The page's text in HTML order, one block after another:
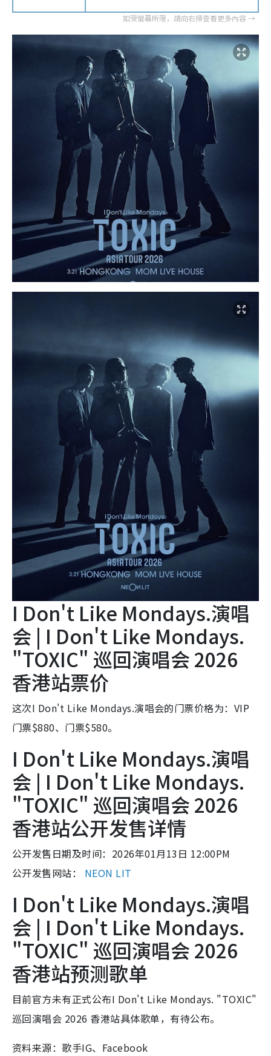
I Don't Like Mondays.演唱
会 | I Don't Like Mondays.
"TOXIC" 巡回演唱会 2026
香港站票价
这次I Don't Like Mondays.演唱会的门票价格为：VIP
门票$880、门票$580。
I Don't Like Mondays.演唱
会 | I Don't Like Mondays.
"TOXIC" 巡回演唱会 2026
香港站公开发售详情
公开发售日期及时间：2026年01月13日 12:00PM
公开发售网站： NEON LIT
I Don't Like Mondays.演唱
会 | I Don't Like Mondays.
"TOXIC" 巡回演唱会 2026
香港站预测歌单
目前官方未有正式公布I Don't Like Mondays. "TOXIC"
巡回演唱会 2026 香港站具体歌单，有待公布。
资料来源：歌手IG、Facebook